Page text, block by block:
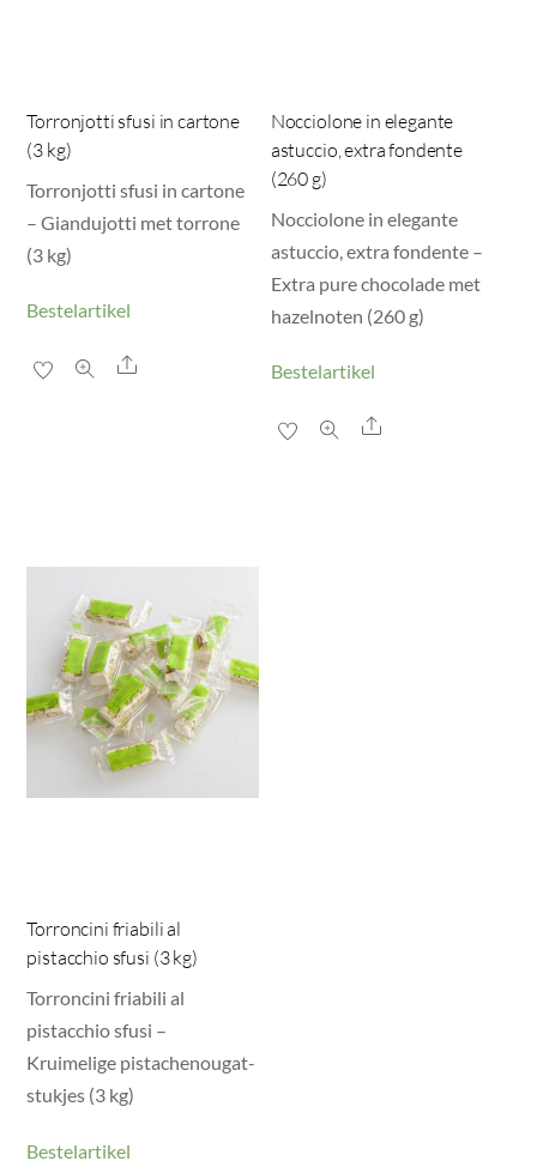
Torronjotti sfusi in cartone
(3 kg)
Torronjotti sfusi in cartone
– Giandujotti met torrone
(3 kg)
Bestelartikel
Share
Nocciolone in elegante
astuccio, extra fondente
(260 g)
Nocciolone in elegante
astuccio, extra fondente –
Extra pure chocolade met
hazelnoten (260 g)
Bestelartikel
Share
Torroncini friabili al
pistacchio sfusi (3 kg)
Torroncini friabili al
pistacchio sfusi –
Kruimelige pistachenougat-
stukjes (3 kg)
Bestelartikel